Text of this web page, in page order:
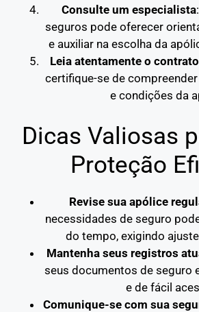
Consulte um especialista
seguros pode oferecer
e auxiliar na escolha da
Leia atentamente o contrato
certifique-se de
e condições da
Dicas Valiosas
Proteção
Revise sua apólice
necessidades de seguro
do tempo, exigindo
Mantenha seus registros
seus documentos de seguro
e de fácil
Comunique-se com sua